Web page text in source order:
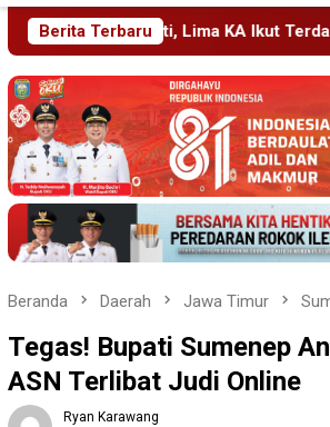
Berita Terbaru
KAI Daop 7 Gerak Cepat
Beranda Daerah Jawa Timur
Tegas! Bupati Sumenep
ASN Terlibat Judi Online
Ryan Karawang